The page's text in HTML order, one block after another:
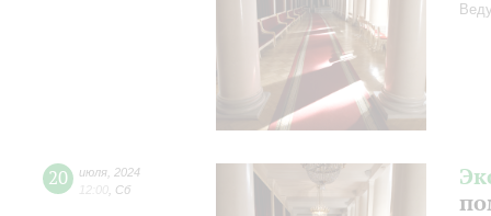
20 июля 2024
12:00 Сб